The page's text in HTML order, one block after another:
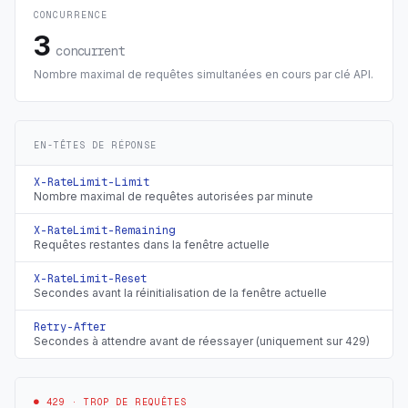
CONCURRENCE
3 concurrent
Nombre maximal de requêtes simultanées en cours par clé API.
EN-TÊTES DE RÉPONSE
X-RateLimit-Limit
Nombre maximal de requêtes autorisées par minute
X-RateLimit-Remaining
Requêtes restantes dans la fenêtre actuelle
X-RateLimit-Reset
Secondes avant la réinitialisation de la fenêtre actuelle
Retry-After
Secondes à attendre avant de réessayer (uniquement sur 429)
● 429 · TROP DE REQUÊTES